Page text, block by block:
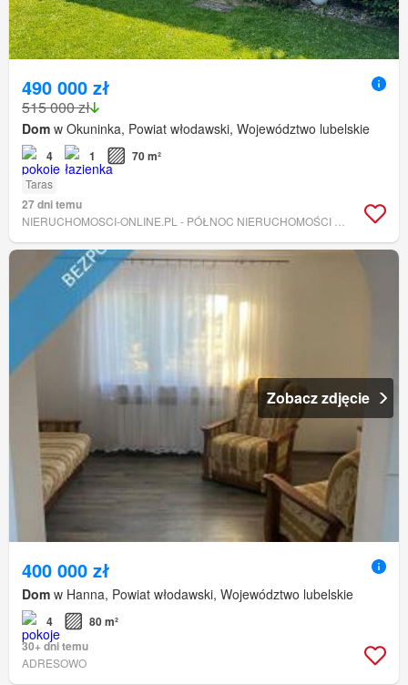
490 000 zł
515 000 zł
Dom w Okuninka, Powiat włodawski, Województwo lubelskie
4 1 70 m²
Taras
27 dni temu
Zobacz zdjęcie
400 000 zł
Dom w Hanna, Powiat włodawski, Województwo lubelskie
4
80 m²
30+ dni temu
ADRESOWO